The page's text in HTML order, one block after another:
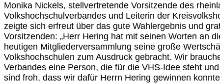
Monika Nickels, stellvertretende Vorsitzende des
Volkshochschulverbandes und Leiterin der
zeigte sich erfreut über das gute Wahlergebnis und
Vorsitzenden: „Herr Hering hat mit seinen Worten an
heutigen Mitgliederversammlung seine große
Volkshochschulen zum Ausdruck gebracht. Wir
Verbandes eine Person, die für die VHS-Idee steht
sind froh, dass wir dafür Herrn Hering gewinnen